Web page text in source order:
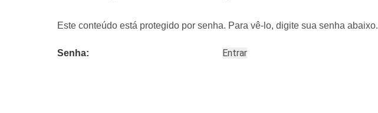
Este conteúdo está protegido por senha. Para vê-lo, digite sua senha abaixo.
Senha: